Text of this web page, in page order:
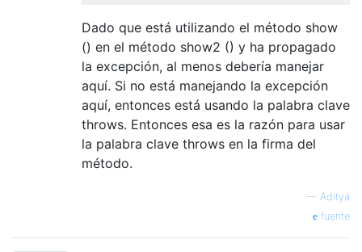
Dado que está utilizando el método show
() en el método show2 () y ha propagado
la excepción, al menos debería manejar
aquí. Si no está manejando la excepción
aquí, entonces está usando la palabra clave
throws. Entonces esa es la razón para usar
la palabra clave throws en la firma del
método.
— Aditya
fuente